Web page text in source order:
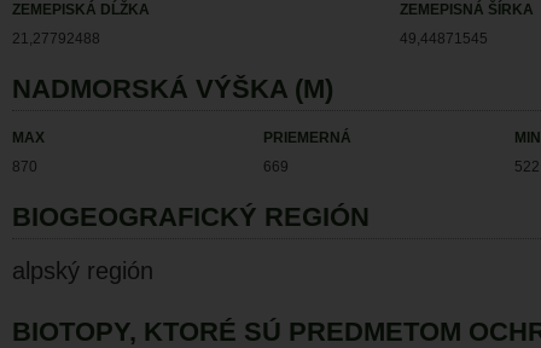
ZEMEPISNÁ ŠÍRKA
49,44871545
ZEMEPISKÁ DĹŽKA
21,27792488
NADMORSKÁ VÝŠKA (M)
MAX
870
PRIEMERNÁ
669
MIN
522
BIOGEOGRAFICKÝ REGIÓN
alpský región
BIOTOPY, KTORÉ SÚ PREDMETOM